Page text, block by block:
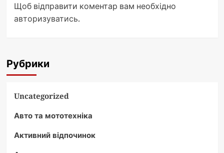
Щоб відправити коментар вам необхідно
авторизуватись.
Рубрики
Uncategorized
Авто та мототехніка
Активний відпочинок